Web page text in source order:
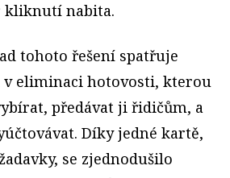
kliknutí nabita.
tohoto řešení spatřuje
v eliminaci hotovosti, kterou
předávat ji řidičům, a
Díky jedné kartě,
se zjednodušilo